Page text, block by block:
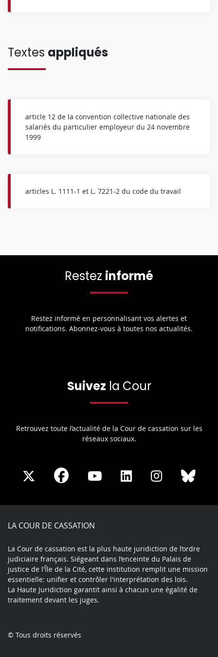
Textes appliqués
article 12 de la convention collective nationale des
salariés du particulier employeur du 24 novembre
1999
articles L. 1111-1 et L. 7221-2 du code du travail
Restez informé
Restez informé en personnalisant vos alertes et
notifications. Abonnez-vous à toutes nos actualités.
Suivez la Cour
Retrouvez toute l’actualité de la Cour de cassation sur les
réseaux sociaux.
Share
X
Share
Facebook
Share
Youtube
Share
LinkedIn
Share
Instagram
LA COUR DE CASSATION
La Cour de cassation est la plus haute juridiction de l’ordre
judiciaire français. Siégeant dans l’enceinte du Palais de
justice de l'Île de la Cité, cette institution remplit une mission
essentielle: unifier et contrôler l'interprétation des lois.
La Haute Juridiction garantit ainsi à chacun une égalité de
traitement devant les juges.
© Tous droits réservés